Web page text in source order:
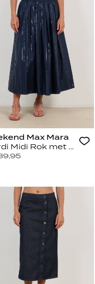
Rok Zwart
Max Mara
Midi Rok met